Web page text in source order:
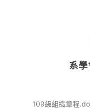
系
109級組織章程